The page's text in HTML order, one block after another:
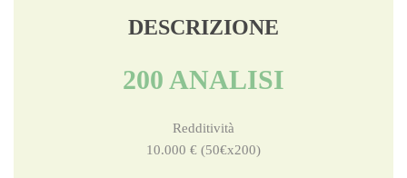
DESCRIZIONE
200 ANALISI
Redditività
10.000 € (50€x200)